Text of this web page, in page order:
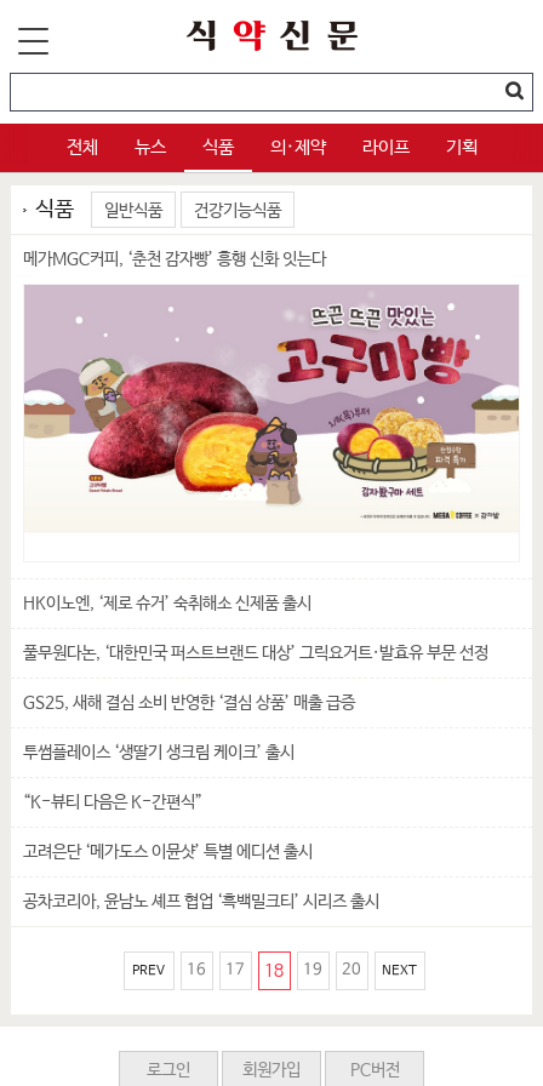
전체 뉴스 식품 의·제약 라이프 기획
식품 일반식품 건강기능식품
메가MGC커피, ‘춘천 감자빵’ 흥행 신화 잇는다
HK이노엔, ‘제로 슈거’ 숙취해소 신제품 출시
풀무원다논, ‘대한민국 퍼스트브랜드 대상’ 그릭요거트·발효유 부문 선정
GS25, 새해 결심 소비 반영한 ‘결심 상품’ 매출 급증
투썸플레이스 ‘생딸기 생크림 케이크’ 출시
“K-뷰티 다음은 K-간편식”
고려은단 ‘메가도스 이뮨샷’ 특별 에디션 출시
공차코리아, 윤남노 셰프 협업 ‘흑백밀크티’ 시리즈 출시
PREV 16 17 18 19 20 NEXT
로그인 회원가입 PC버전